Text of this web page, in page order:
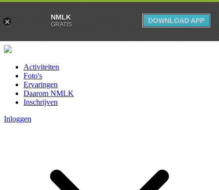
Activiteiten
Foto's
Ervaringen
Daarom NMLK
Inschrijven
Inloggen
NMLK
GRATIS DOWNLOAD APP